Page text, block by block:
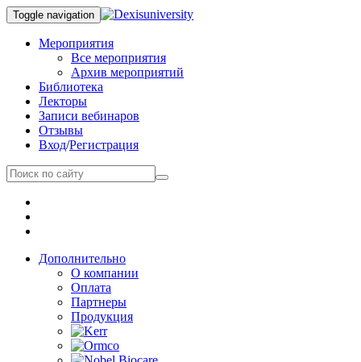
Toggle navigation
Мероприятия
Все мероприятия
Архив мероприятий
Библиотека
Лекторы
Записи вебинаров
Отзывы
Вход/Регистрация
Дополнительно
О компании
Оплата
Партнеры
Продукция